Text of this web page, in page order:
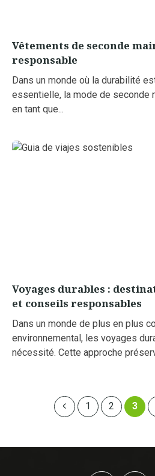
Vêtements de seconde
responsable
Dans un monde où la durabilité
essentielle, la mode de seconde
en tant que...
Voyages durables :
et conseils responsables
Dans un monde de plus en plus
environnemental, les voyages
nécessité. Cette approche
1 2 3